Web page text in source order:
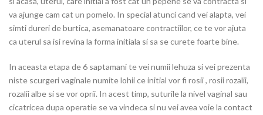
va ajunge cam cat un pomelo. In special atunci cand vei alapta, vei
simti dureri de burtica, asemanatoare contractiilor, ce te vor ajuta
ca uterul sa isi revina la forma initiala si sa se curete foarte bine.
In aceasta etapa de 6 saptamani te vei numii lehuza si vei prezenta
niste scurgeri vaginale numite lohii ce initial vor fi rosii , rosii rozalii,
rozalii albe si se vor oprii. In acest timp, suturile la nivel vaginal sau
cicatricea dupa operatie se va vindeca si nu vei avea voie la contact